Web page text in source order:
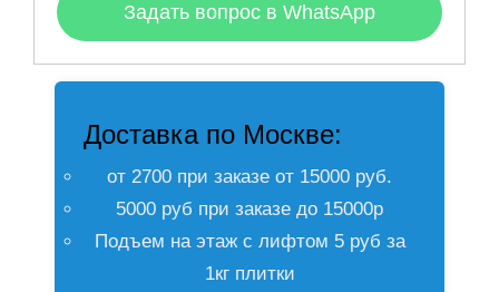
Задать вопрос в WhatsApp
Доставка по Москве:
от 2700 при заказе от 15000 руб.
5000 руб при заказе до 15000р
Подъем на этаж с лифтом 5 руб за
1кг плитки